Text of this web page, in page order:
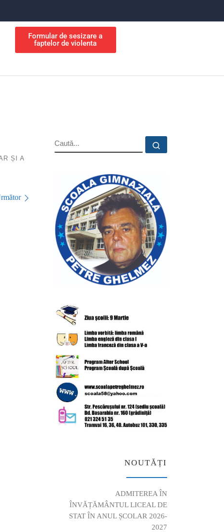
Formular de sesizare a
faptelor de violenta
ȘI A
NOUTĂȚI
ADMITEREA ÎN
ÎNVĂȚĂMÂNTUL LICEAL DE
STAT ÎN ANUL ȘCOLAR 2026-
2027